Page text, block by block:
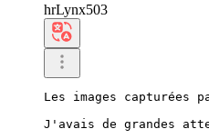
hrLynx503
Les images capturées
J'avais de grandes